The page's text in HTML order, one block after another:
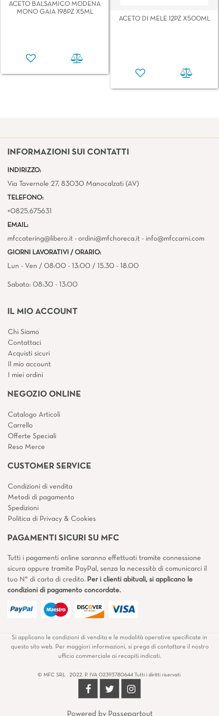
ACETO BALSAMICO MODENA
MONO GAIA 198PZ X5ML
ACETO DI MELE 12PZ X500ML
INFORMAZIONI SUI CONTATTI
INDIRIZZO:
Via Tavernole 27, 83030 Manocalzati (AV)
TELEFONO:
+0825.675631
EMAIL:
mfccatering@libero.it - ordini@mfchoreca.it - info@mfccarni.com
GIORNI LAVORATIVI / ORARIO:
Lun - Ven / 08:00 - 13:00 / 15.30 - 18.00
Sabato: 08:30 - 13:00
IL MIO ACCOUNT
Chi Siamo
Contattaci
Acquisti sicuri
Il mio account
I miei ordini
NEGOZIO ONLINE
Catalogo Articoli
Carrello
Offerte Speciali
Reso Merce
CUSTOMER SERVICE
Condizioni di vendita
Metodi di pagamento
Spedizioni
Politica di Privacy & Cookies
PAGAMENTI SICURI SU MFC
Tutti i pagamenti online saranno effettuati tramite connessione
sicura oppure tramite PayPal, senza la necessità di comunicarci il
tuo N° di carta di credito. Per i clienti abituali, si applicano le
condizioni di pagamento concordate.
Si applicano le condizioni di vendita e le modalità operative specificate in
questo sito web. Per maggiori informazioni, si prega di contattare il nostro
ufficio commerciale ai recapiti indicati.
© MFC SRL . 2022. P. IVA 02393780644 Tutti i diritti riservati
Powered by Passepartout